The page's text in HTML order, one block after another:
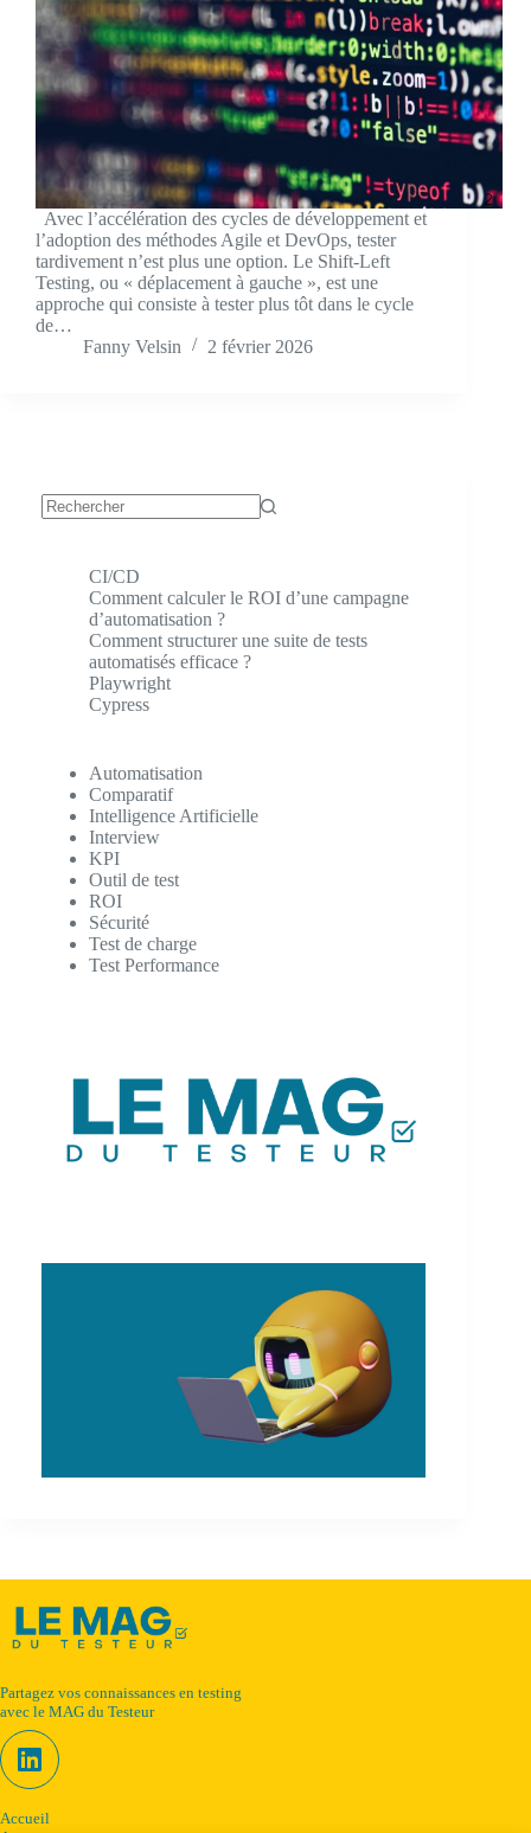
Avec l’accélération des cycles de développement et
l’adoption des méthodes Agile et DevOps, tester
tardivement n’est plus une option. Le Shift-Left
Testing, ou « déplacement à gauche », est une
approche qui consiste à tester plus tôt dans le cycle
de…
Fanny Velsin
2 février 2026
CI/CD
Comment calculer le ROI d’une campagne
d’automatisation ?
Comment structurer une suite de tests
automatisés efficace ?
Playwright
Cypress
Automatisation
Comparatif
Intelligence Artificielle
Interview
KPI
Outil de test
ROI
Sécurité
Test de charge
Test Performance
Partagez vos connaissances en testing
avec le MAG du Testeur
Accueil